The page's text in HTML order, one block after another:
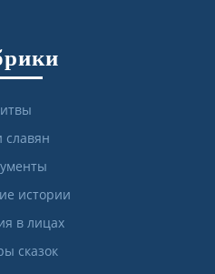
славян
истории
в лицах
сказок